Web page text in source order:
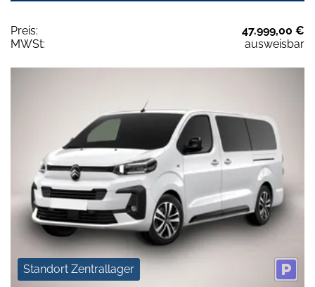
Preis:
47.999,00 €
MWSt:
ausweisbar
Standort Zentrallager